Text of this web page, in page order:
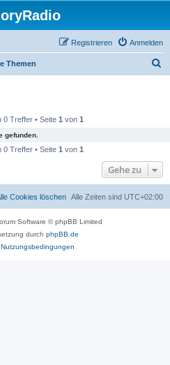
Anmelden
Registrieren
Themen
0 Treffer • Seite 1 von 1
gefunden.
0 Treffer • Seite 1 von 1
Gehe zu
Alle Zeiten sind UTC+02:00
Cookies löschen
Software © phpBB Limited
durch phpBB.de
Nutzungsbedingungen